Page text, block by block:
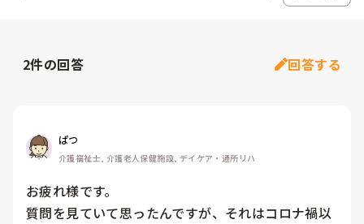
2件の回答 回答する
ぱつ
介護福祉士, 介護老人保健施設, デイケア・通所リハ
お疲れ様です。
質問を見ていて思ったんですが、それはコロナ禍以